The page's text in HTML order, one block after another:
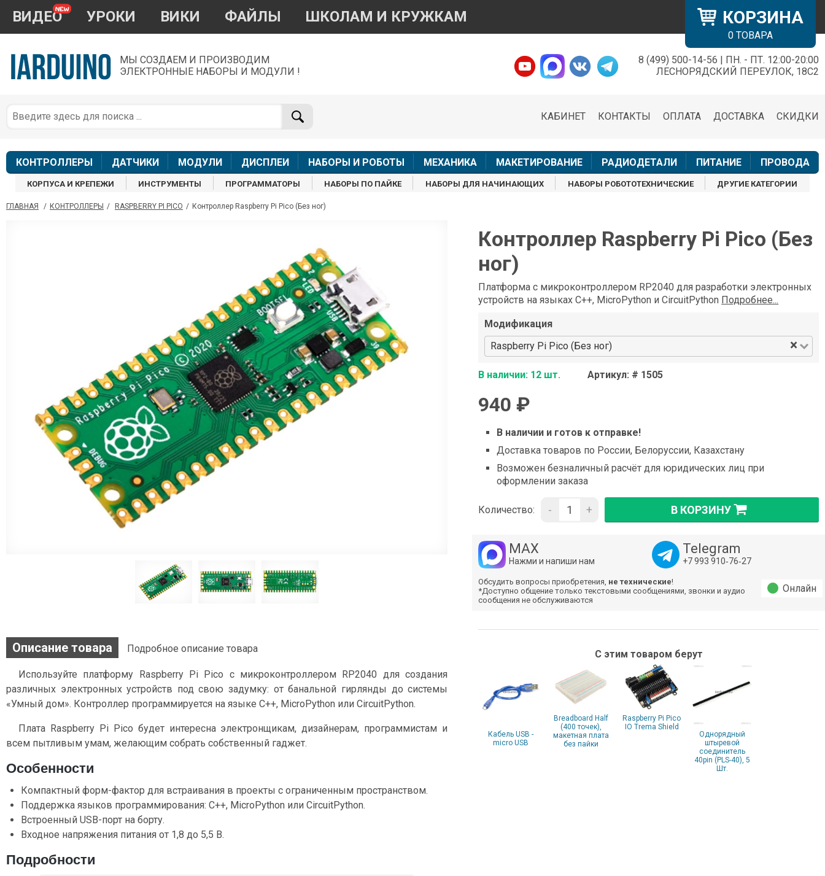
КОРЗИНА
0 ТОВАРА
ВИДЕО УРОКИ ВИКИ ФАЙЛЫ ШКОЛАМ И КРУЖКАМ
МЫ СОЗДАЕМ И ПРОИЗВОДИМ
ЭЛЕКТРОННЫЕ НАБОРЫ И МОДУЛИ !
8 (499) 500-14-56 | ПН. - ПТ. 12:00-20:00
ЛЕСНОРЯДСКИЙ ПЕРЕУЛОК, 18С2
СКИДКИ
ДОСТАВКА
ОПЛАТА
КОНТАКТЫ
КАБИНЕТ
КОНТРОЛЛЕРЫ ДАТЧИКИ МОДУЛИ ДИСПЛЕИ НАБОРЫ И РОБОТЫ МЕХАНИКА МАКЕТИРОВАНИЕ РАДИОДЕТАЛИ ПИТАНИЕ ПРОВОДА
КОРПУСА И КРЕПЕЖИ ИНСТРУМЕНТЫ ПРОГРАММАТОРЫ НАБОРЫ ПО ПАЙКЕ НАБОРЫ ДЛЯ НАЧИНАЮЩИХ НАБОРЫ РОБОТОТЕХНИЧЕСКИЕ ДРУГИЕ КАТЕГОРИИ
ГЛАВНАЯ / КОНТРОЛЛЕРЫ / RASPBERRY PI PICO / Контроллер Raspberry Pi Pico (Без ног)
Контроллер Raspberry Pi Pico (Без
ног)
Платформа c микроконтроллером RP2040 для разработки электронных
устройств на языках C++, MicroPython и CircuitPython Подробнее...
Модификация
Raspberry Pi Pico (Без ног)
×
В наличии: 12 шт. Артикул: # 1505
940 ₽
В наличии и готов к отправке!
Доставка товаров по России, Белоруссии, Казахстану
Возможен безналичный расчёт для юридических лиц при
оформлении заказа
Количество: - + В КОРЗИНУ
MAX
Нажми и напиши нам
Telegram
+7 993 910‑76‑27
Обсудить вопросы приобретения, не технические!
*Доступно общение только текстовыми сообщениями, звонки и аудио
сообщения не обслуживаются
Онлайн
С этим товаром берут
Кабель USB -
micro USB
Breadboard Half
(400 точек),
макетная плата
без пайки
Raspberry Pi Pico
IO Trema Shield
Однорядный
штыревой
соединитель
40pin (PLS-40), 5
Шт.
Описание товара Подробное описание товара
Используйте платформу Raspberry Pi Pico с микроконтроллером RP2040 для создания
различных электронных устройств под свою задумку: от банальной гирлянды до системы
«Умный дом». Контроллер программируется на языке C++, MicroPython или CircuitPython.
Плата Raspberry Pi Pico будет интересна электронщикам, дизайнерам, программистам и
всем пытливым умам, желающим собрать собственный гаджет.
Особенности
Компактный форм-фактор для встраивания в проекты с ограниченным пространством.
Поддержка языков программирования: C++, MicroPython или CircuitPython.
Встроенный USB-порт на борту.
Входное напряжения питания от 1,8 до 5,5 В.
Подробности
×
По вопросам приобретения товара
+7 968 454 17 38
звонки и аудио сообщения не обслуживаются
Менеджер
shop@iarduino.ru
Менеджер
8 (499) 500-14-56
Консультант
shop@iarduino.ru